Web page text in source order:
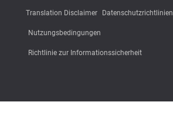
Translation Disclaimer Datenschutzrichtlinien
Nutzungsbedingungen
Richtlinie zur Informationssicherheit